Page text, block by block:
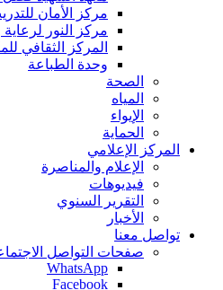
مركز الأمان
مركز النور
المركز الثقافي
وحدة الطباعة
الصحة
المياه
الإيواء
الحماية
المركز الإعلامي
الإعلام والمناصرة
فيديوهات
التقرير السنوي
الأخبار
تواصل معنا
صفحات التواصل
WhatsApp
Facebook